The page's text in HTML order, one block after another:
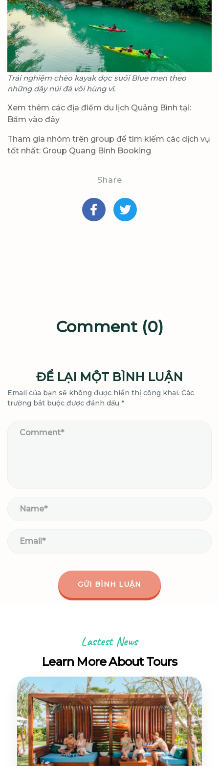
Trải nghiệm chèo kayak dọc suối Blue men theo
những dãy núi đá vôi hùng vĩ.
Xem thêm các địa điểm du lịch Quảng Bình tại:
Bấm vào đây
Tham gia nhóm trên group để tìm kiếm các dịch vụ
tốt nhất: Group Quang Binh Booking
Share
Comment (0)
ĐỂ LẠI MỘT BÌNH LUẬN
Email của bạn sẽ không được hiển thị công khai. Các
trường bắt buộc được đánh dấu *
Lastest News
Learn More About Tours